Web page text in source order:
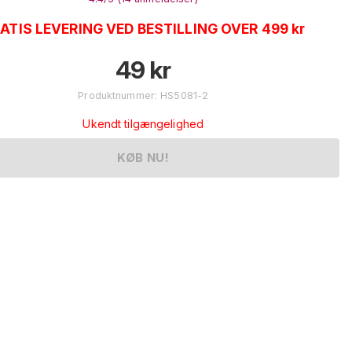
LEVERING VED BESTILLING OVER 499 kr
49 kr
Produktnummer: HS5081-2
Ukendt tilgængelighed
KØB NU!